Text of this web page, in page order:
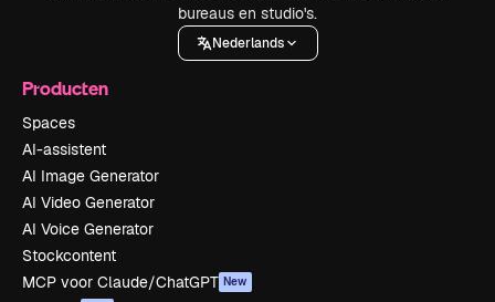
bureaus en studio's.
Nederlands
Producten
Spaces
AI-assistent
AI Image Generator
AI Video Generator
AI Voice Generator
Stockcontent
MCP voor Claude/ChatGPT New